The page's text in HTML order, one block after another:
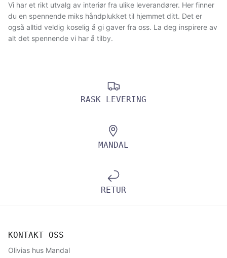
Vi har et rikt utvalg av interiør fra ulike leverandører. Her finner
du en spennende miks håndplukket til hjemmet ditt. Det er
også alltid veldig koselig å gi gaver fra oss. La deg inspirere av
alt det spennende vi har å tilby.
RASK LEVERING
MANDAL
RETUR
KONTAKT OSS
Olivias hus Mandal